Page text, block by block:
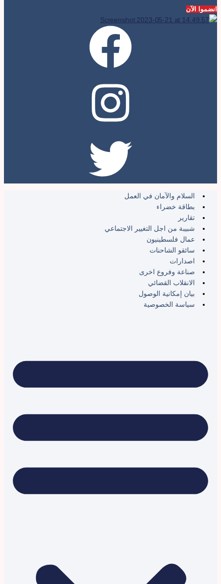
انضموا الآن
السلام والآمان في العمل
بطاقة خضراء
تقارير
شبيبة من اجل التغيير الاجتماعي
عمال فلسطينيون
سائقو الشاحنات
اصدارات
صناعة وفروع اخرى
الانقلاب القضائي
بيان إمكانية الوصول
سياسة الخصوصية